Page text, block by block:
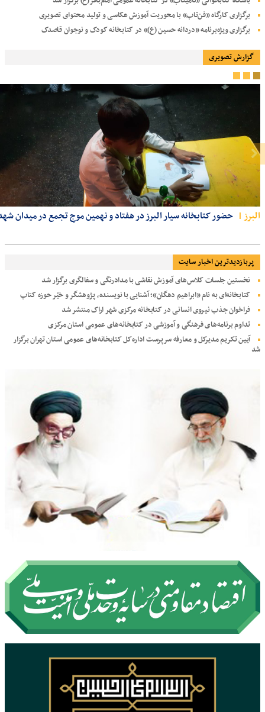
برگزاری کارگاه «فن‌تاب» با محوریت آموزش عکاسی و تولید محتوای تصویری
برگزاری ویژه‌برنامه «دردانه حسین (ع)» در کتابخانه کودک و نوجوان قاصدک
گزارش تصویری
البرز حضور کتابخانه سیار البرز در هفتاد و نهمین موجِ تجمع در میدان
پربازديدترين اخبار سایت
نخستین جلسات کلاس‌های آموزش نقاشی با مدادرنگی و سفالگری برگزار شد
کتابخانه‌ای به نام «ابراهیم دهگان»؛ آشنایی با نویسنده، پژوهشگر و خیّر حوزه کتاب
فراخوان جذب نیروی انسانی در کتابخانه مرکزی شهر اراک منتشر شد
تداوم برنامه‌های فرهنگی و آموزشی در کتابخانه‌های عمومی استان مرکزی
آیین تکریم مدیرکل و معارفه سرپرست اداره‌کل کتابخانه‌های عمومی استان تهران برگزار
شد